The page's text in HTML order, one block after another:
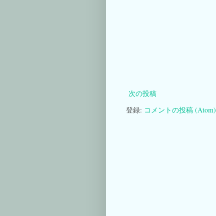
次の投稿
登録: コメントの投稿 (Atom)